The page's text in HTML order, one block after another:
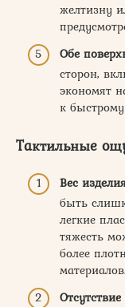
желтизну
Обе
сторон,
экономят
к
Тактильные
Вес
быть
легкие
тяжесть
более
материалов.